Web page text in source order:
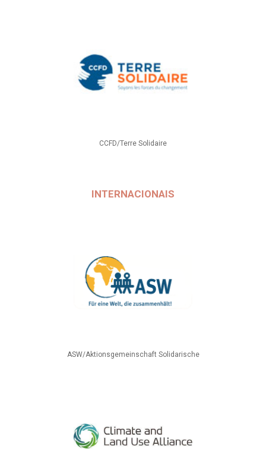
CCFD/Terre Solidaire
INTERNACIONAIS
ASW/Aktionsgemeinschaft Solidarische